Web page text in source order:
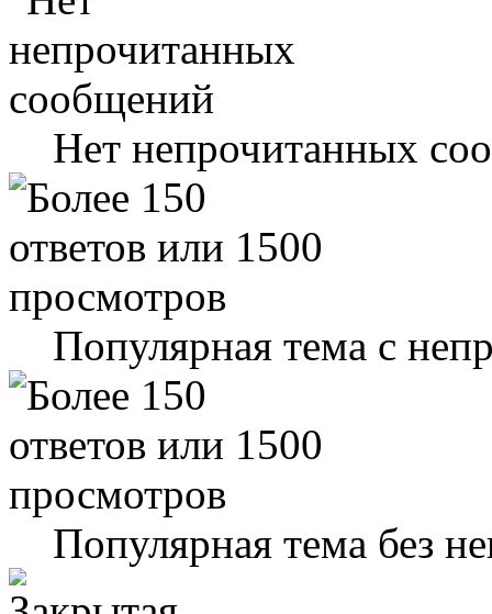
Нет непрочитанных
Популярная тема с
Популярная тема без